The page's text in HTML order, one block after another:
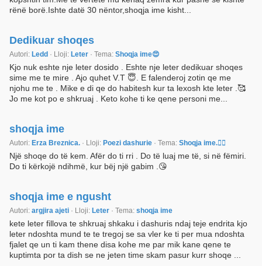
rënë borë.Ishte datë 30 nëntor,shoqja ime kisht...
Dedikuar shoqes
Autori: Ledd · Lloji: Leter · Tema: Shoqja ime😍
Kjo nuk eshte nje leter dosido . Eshte nje leter dedikuar shoqes
sime me te mire . Ajo quhet V.T 😇. E falenderoj zotin qe me
njohu me te . Mike e di qe do habitesh kur ta lexosh kte leter .🥰
Jo me kot po e shkruaj . Keto kohe ti ke qene personi me...
shoqja ime
Autori: Erza Breznica. · Lloji: Poezi dashurie · Tema: Shoqja ime.👯‍♀️
Një shoqe do të kem. Afër do ti rri . Do të luaj me të, si në fëmiri.
Do ti kërkojë ndihmë, kur bëj një gabim .😘
shoqja ime e ngusht
Autori: argjira ajeti · Lloji: Leter · Tema: shoqja ime
kete leter fillova te shkruaj shkaku i dashuris ndaj teje endrita kjo
leter ndoshta mund te te tregoj se sa vler ke ti per mua ndoshta
fjalet qe un ti kam thene disa kohe me par mik kane qene te
kuptimta por ta dish se ne jeten time skam pasur kurr shoqe ...